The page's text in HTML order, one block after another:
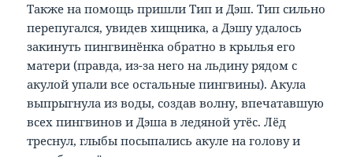
Также на помощь пришли Тип и Дэш. Тип сильно
перепугался, увидев хищника, а Дэшу удалось
закинуть пингвинёнка обратно в крылья его
матери (правда, из-за него на льдину рядом с
акулой упали все остальные пингвины). Акула
выпрыгнула из воды, создав волну, впечатавшую
всех пингвинов и Дэша в ледяной утёс. Лёд
треснул, глыбы посыпались акуле на голову и